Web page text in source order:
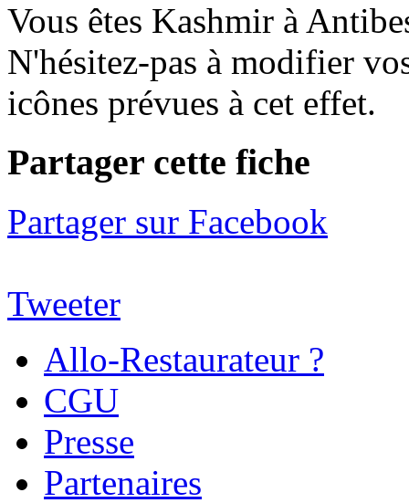
Vous êtes Kashmir à
N'hésitez-pas à modifier
icônes prévues à cet effet.
Partager cette fiche
Partager sur Facebook
Tweeter
Allo-Restaurateur ?
CGU
Presse
Partenaires